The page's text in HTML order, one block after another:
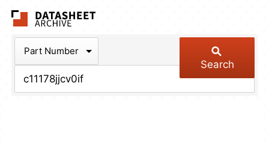
Part Number
Search